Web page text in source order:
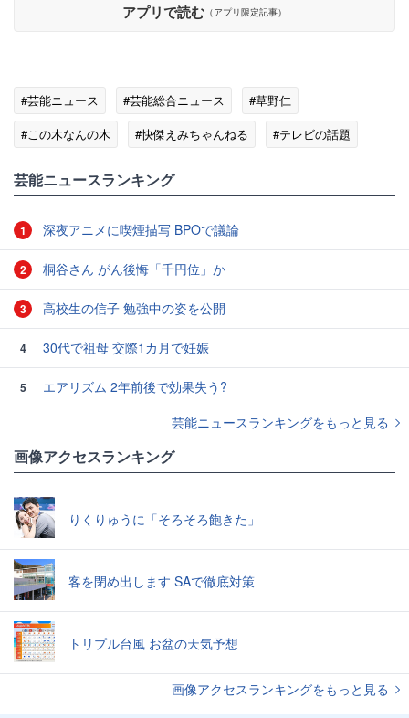
アプリで読む （アプリ限定記事）
#芸能ニュース #芸能総合ニュース
#草野仁
#この木なんの木
#快傑えみちゃんねる
#テレビの話題
芸能ニュースランキング
1 深夜アニメに喫煙描写 BPOで議論
2 桐谷さん がん後悔「千円位」か
3 高校生の信子 勉強中の姿を公開
4 30代で祖母 交際1カ月で妊娠
5
エアリズム 2年前後で効果失う?
芸能ニュースランキングをもっと見る
画像アクセスランキング
りくりゅうに「そろそろ飽きた」
客を閉め出します SAで徹底対策
トリプル台風 お盆の天気予想
画像アクセスランキングをもっと見る